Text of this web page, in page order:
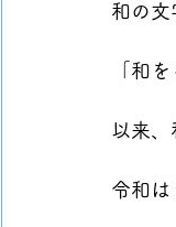
和の文
「和
以来、
令和は